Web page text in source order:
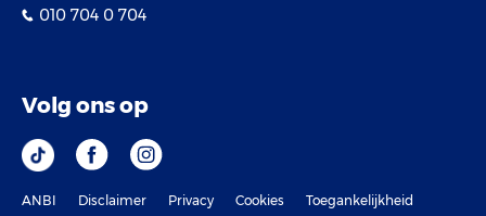
010 704 0 704
Volg ons op
ANBI Disclaimer Privacy Cookies Toegankelijkheid